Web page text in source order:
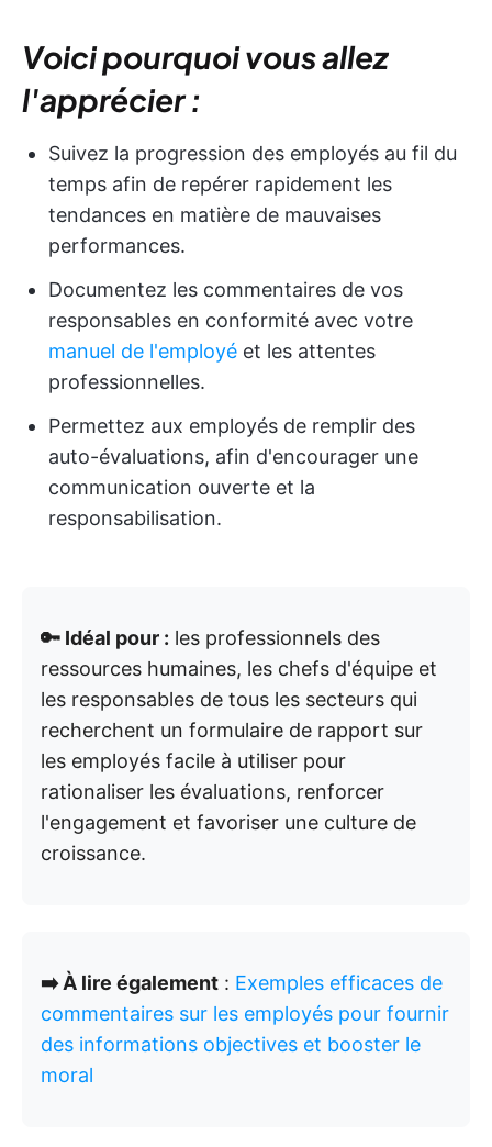
Voici pourquoi vous allez
l'apprécier :
Suivez la progression des employés au fil du
temps afin de repérer rapidement les
tendances en matière de mauvaises
performances.
Documentez les commentaires de vos
responsables en conformité avec votre
manuel de l'employé et les attentes
professionnelles.
Permettez aux employés de remplir des
auto-évaluations, afin d'encourager une
communication ouverte et la
responsabilisation.
🔑 Idéal pour : les professionnels des
ressources humaines, les chefs d'équipe et
les responsables de tous les secteurs qui
recherchent un formulaire de rapport sur
les employés facile à utiliser pour
rationaliser les évaluations, renforcer
l'engagement et favoriser une culture de
croissance.
➡️ À lire également : Exemples efficaces de
commentaires sur les employés pour fournir
des informations objectives et booster le
moral